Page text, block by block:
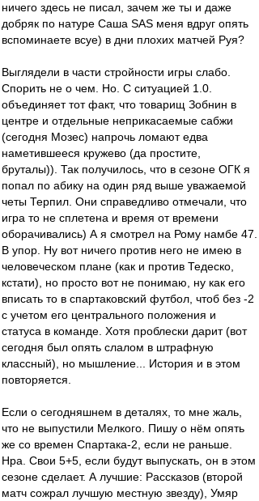
ничего здесь не писал, зачем же ты и даже
добряк по натуре Саша SAS меня вдруг опять
вспоминаете всуе) в дни плохих матчей Руя?
Выглядели в части стройности игры слабо.
Спорить не о чем. Но. С ситуацией 1.0.
объединяет тот факт, что товарищ Зобнин в
центре и отдельные неприкасаемые сабжи
(сегодня Мозес) напрочь ломают едва
наметившееся кружево (да простите,
бруталы)). Так получилось, что в сезоне ОГК я
попал по абику на один ряд выше уважаемой
четы Терпил. Они справедливо отмечали, что
игра то не сплетена и время от времени
оборачивались) А я смотрел на Рому намбе 47.
В упор. Ну вот ничего против него не имею в
человеческом плане (как и против Тедеско,
кстати), но просто вот не понимаю, ну как его
вписать то в спартаковский футбол, чтоб без -2
с учетом его центрального положения и
статуса в команде. Хотя проблески дарит (вот
сегодня был опять слалом в штрафную
классный), но мышление... История и в этом
повторяется.
Если о сегодняшнем в деталях, то мне жаль,
что не выпустили Мелкого. Пишу о нём опять
же со времен Спартака-2, если не раньше.
Нра. Свои 5+5, если будут выпускать, он в этом
сезоне сделает. А лучшие: Рассказов (второй
матч сожрал лучшую местную звезду), Умяр